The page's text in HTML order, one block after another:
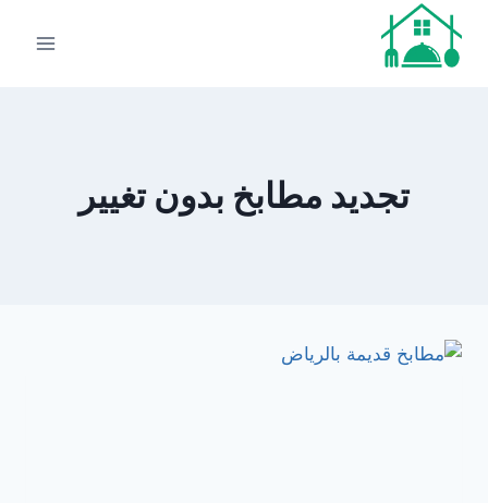
التجاوز
المحتوى
تجديد مطابخ بدون تغيير